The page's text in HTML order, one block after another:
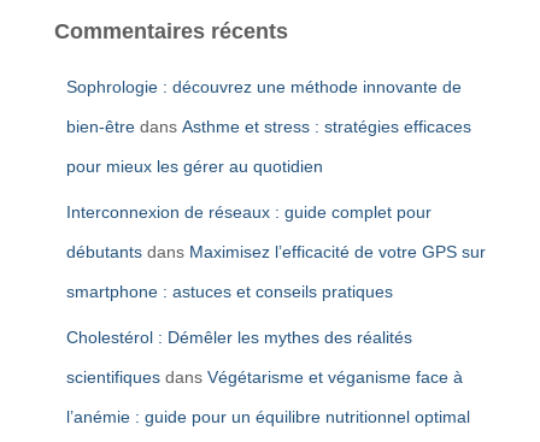
Commentaires récents
Sophrologie : découvrez une méthode innovante de
bien-être dans Asthme et stress : stratégies efficaces
pour mieux les gérer au quotidien
Interconnexion de réseaux : guide complet pour
débutants dans Maximisez l’efficacité de votre GPS sur
smartphone : astuces et conseils pratiques
Cholestérol : Démêler les mythes des réalités
scientifiques dans Végétarisme et véganisme face à
l’anémie : guide pour un équilibre nutritionnel optimal